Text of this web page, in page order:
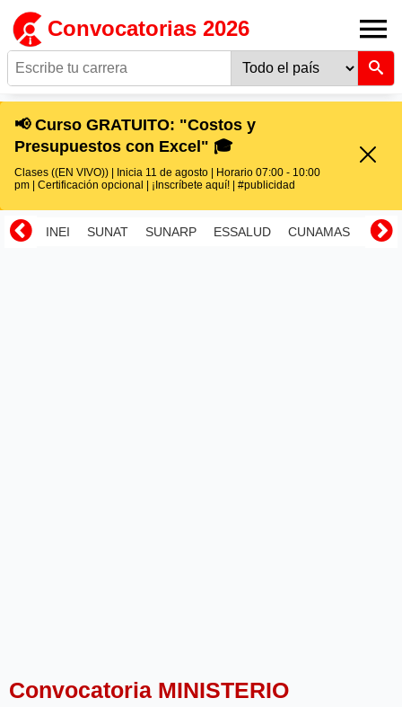
Convocatorias 2026
📢 Curso GRATUITO: "Costos y
Presupuestos con Excel" 🎓
Clases ((EN VIVO)) | Inicia 11 de agosto | Horario 07:00 - 10:00
pm | Certificación opcional | ¡Inscríbete aquí! | #publicidad
INEI SUNAT SUNARP ESSALUD CUNAMAS
Convocatoria MINISTERIO